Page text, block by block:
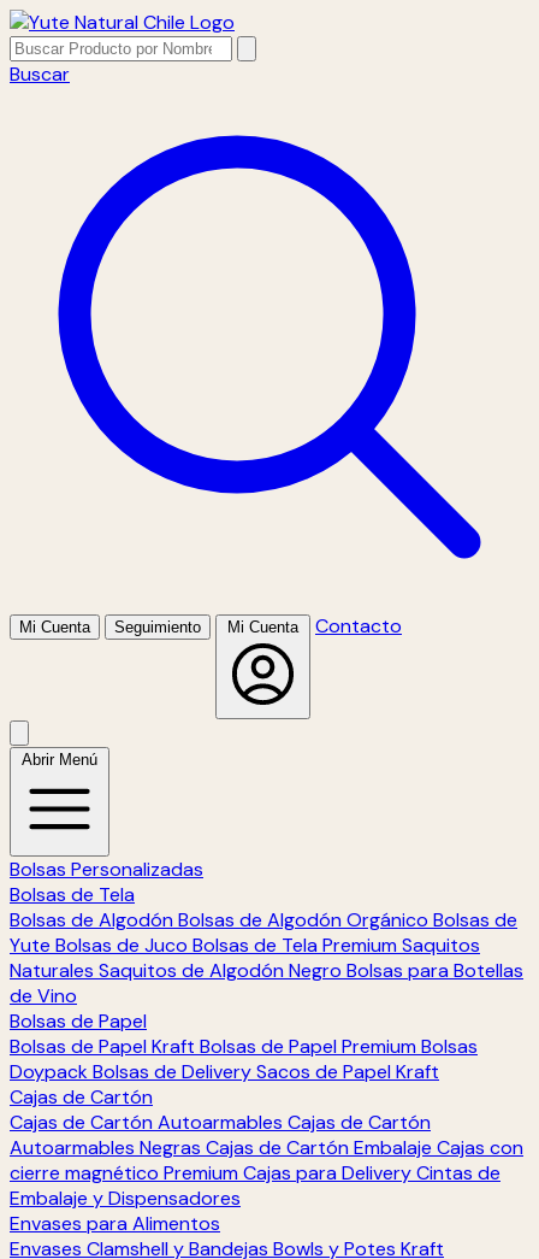
Buscar
Mi Cuenta Seguimiento Mi Cuenta Contacto
Abrir Menú
Bolsas Personalizadas
Bolsas de Tela
Bolsas de Algodón Bolsas de Algodón Orgánico Bolsas de
Yute Bolsas de Juco Bolsas de Tela Premium Saquitos
Naturales Saquitos de Algodón Negro Bolsas para Botellas
de Vino
Bolsas de Papel
Bolsas de Papel Kraft Bolsas de Papel Premium Bolsas
DoypackBolsas de DeliverySacos de Papel Kraft
Cajas de Cartón
Cajas de Cartón Autoarmables Cajas de Cartón
Autoarmables Negras Cajas de Cartón Embalaje Cajas con
cierre magnético Premium Cajas para DeliveryCintas de
Embalaje y Dispensadores
Envases para Alimentos
Envases Clamshell y Bandejas Bowls y Potes Kraft